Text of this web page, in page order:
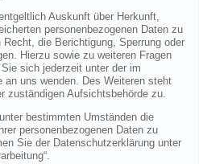
Auskunft über Herkunft,
personenbezogenen Daten zu
die Berichtigung, Sperrung oder
Hierzu sowie zu weiteren Fragen
sich jederzeit unter der im
an uns wenden. Des Weiteren steht
zuständigen Aufsichtsbehörde zu.
bestimmten Umständen die
personenbezogenen Daten zu
Sie der Datenschutzerklärung unter